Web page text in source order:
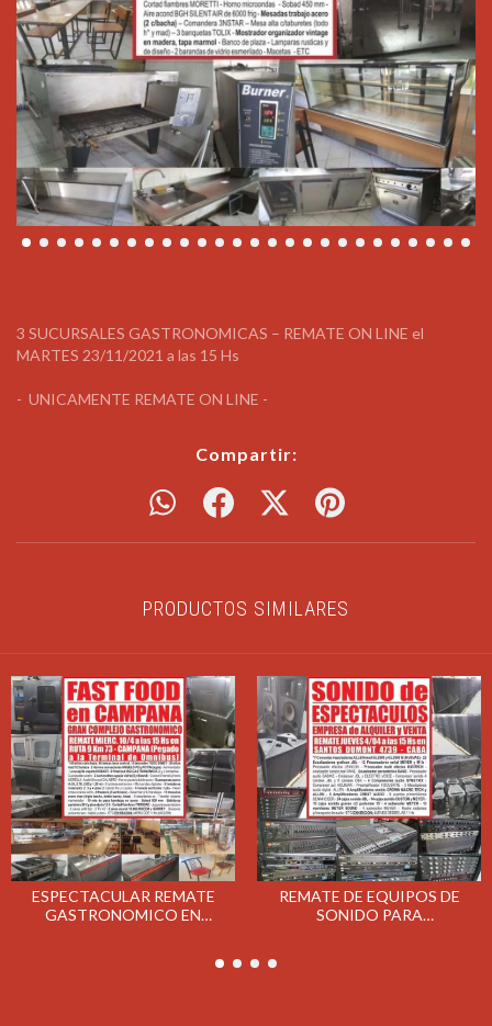
3 SUCURSALES GASTRONOMICAS – REMATE ON LINE el
MARTES 23/11/2021 a las 15 Hs
- UNICAMENTE REMATE ON LINE -
Compartir:
PRODUCTOS SIMILARES
ESPECTACULAR REMATE
GASTRONOMICO EN
REMATE DE EQUIPOS DE
SONIDO PARA